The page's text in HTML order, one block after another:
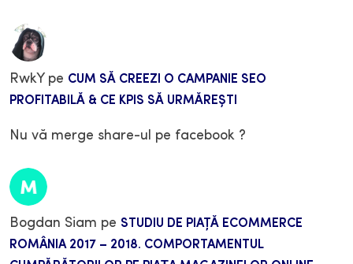
RwkYpe CUM SĂ CREEZI O CAMPANIE SEO
PROFITABILĂ & CE KPIS SĂ URMĂREȘTI
Nu vă merge share-ul pe facebook ?
Bogdan Siam pe STUDIU DE PIAŢĂ ECOMMERCE
ROMÂNIA 2017 – 2018. COMPORTAMENTUL